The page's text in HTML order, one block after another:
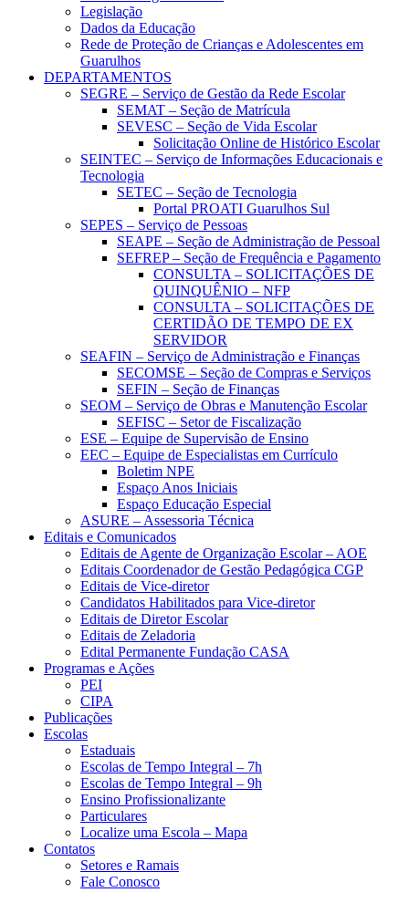
Legislação
Dados da Educação
Rede de Proteção de Crianças e Adolescentes em
Guarulhos
DEPARTAMENTOS
SEGRE – Serviço de Gestão da Rede Escolar
SEMAT – Seção de Matrícula
SEVESC – Seção de Vida Escolar
Solicitação Online de Histórico Escolar
SEINTEC – Serviço de Informações Educacionais e
Tecnologia
SETEC – Seção de Tecnologia
Portal PROATI Guarulhos Sul
SEPES – Serviço de Pessoas
SEAPE – Seção de Administração de Pessoal
SEFREP – Seção de Frequência e Pagamento
CONSULTA – SOLICITAÇÕES DE
QUINQUÊNIO – NFP
CONSULTA – SOLICITAÇÕES DE
CERTIDÃO DE TEMPO DE EX
SERVIDOR
SEAFIN – Serviço de Administração e Finanças
SECOMSE – Seção de Compras e Serviços
SEFIN – Seção de Finanças
SEOM – Serviço de Obras e Manutenção Escolar
SEFISC – Setor de Fiscalização
ESE – Equipe de Supervisão de Ensino
EEC – Equipe de Especialistas em Currículo
Boletim NPE
Espaço Anos Iniciais
Espaço Educação Especial
ASURE – Assessoria Técnica
Editais e Comunicados
Editais de Agente de Organização Escolar – AOE
Editais Coordenador de Gestão Pedagógica CGP
Editais de Vice-diretor
Candidatos Habilitados para Vice-diretor
Editais de Diretor Escolar
Editais de Zeladoria
Edital Permanente Fundação CASA
Programas e Ações
PEI
CIPA
Publicações
Escolas
Estaduais
Escolas de Tempo Integral – 7h
Escolas de Tempo Integral – 9h
Ensino Profissionalizante
Particulares
Localize uma Escola – Mapa
Contatos
Setores e Ramais
Fale Conosco